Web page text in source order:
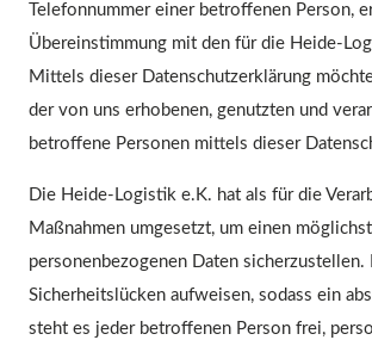
Telefonnummer einer betroffenen Person,
Übereinstimmung mit den für die Heide-
Mittels dieser Datenschutzerklärung
der von uns erhobenen, genutzten und
betroffene Personen mittels dieser
Die Heide-Logistik e.K. hat als für die
Maßnahmen umgesetzt, um einen
personenbezogenen Daten
Sicherheitslücken aufweisen, sodass ein
steht es jeder betroffenen Person frei,